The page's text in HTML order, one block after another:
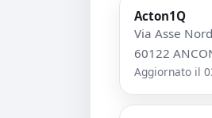
Acton1Q
Via Asse
60122
Aggiornato il